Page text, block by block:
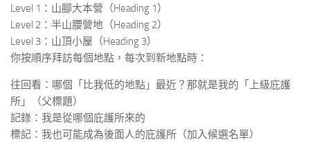
Level 1：山腳大本營（Heading 1）
Level 2：半山腰營地（Heading 2）
Level 3：山頂小屋（Heading 3）
你按順序拜訪每個地點，每次到新地點時：
往回看：哪個「比我低的地點」最近？那就是我的「上級庇護
所」（父標題）
記錄：我是從哪個庇護所來的
標記：我也可能成為後面人的庇護所（加入候選名單）